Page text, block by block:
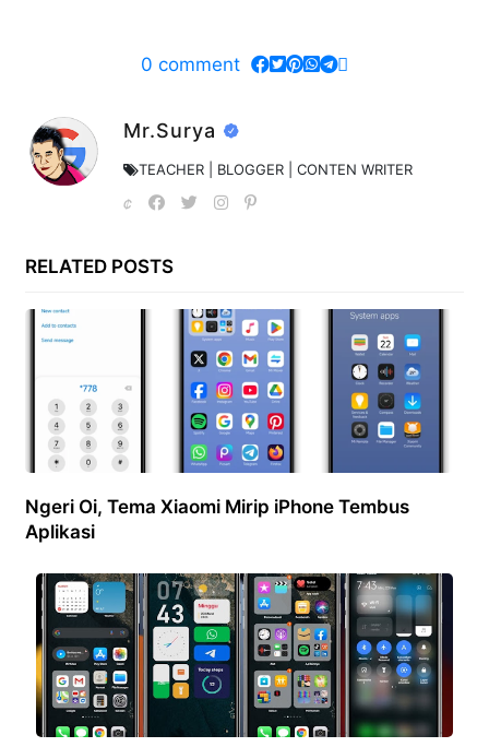
0 comment
Mr.Surya
TEACHER | BLOGGER | CONTEN WRITER
RELATED POSTS
Ngeri Oi, Tema Xiaomi Mirip iPhone Tembus
Aplikasi